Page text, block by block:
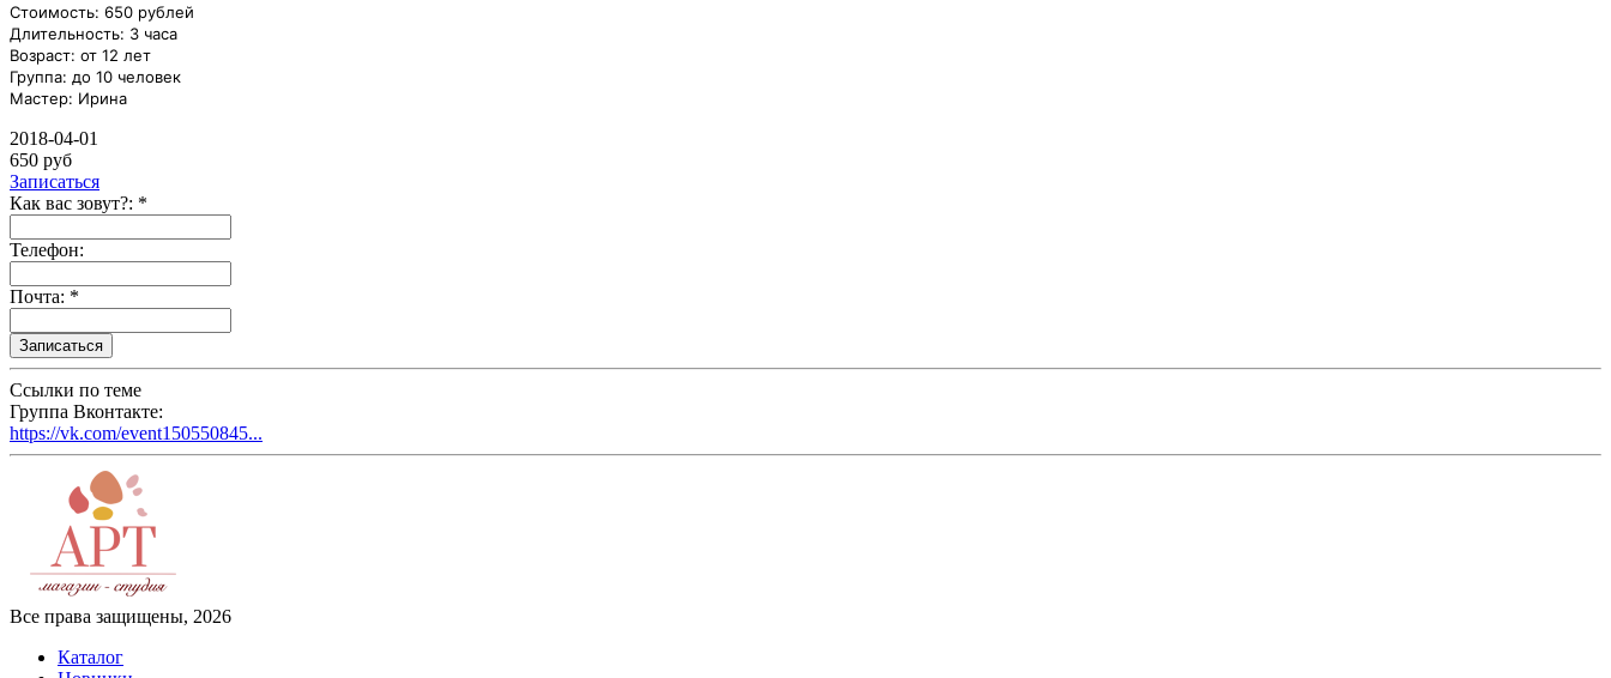
Стоимость: 650 рублей
Длительность: 3 часа
Возраст: от 12 лет
Группа: до 10 человек
Мастер: Ирина
2018-04-01
650 руб
Записаться
Как вас зовут?: *
Телефон:
Почта: *
Ссылки по теме
Группа Вконтакте:
https://vk.com/event150550845...
Все права защищены, 2026
Каталог